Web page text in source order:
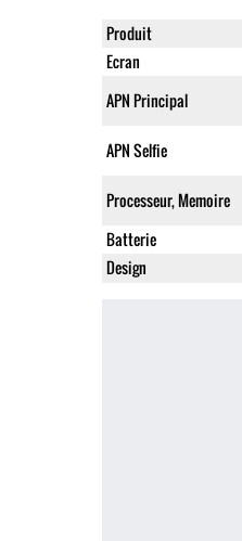
Produit
Ecran
APN Principal
APN Selfie
Processeur, Memoire
Batterie
Design